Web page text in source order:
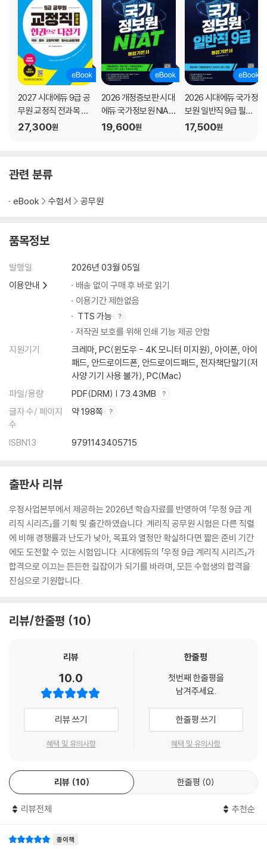
2027 시대에듀 9급 공
무원 교정직 전과목 한
권으로 다잡기
27,300원
2026 개정증보판 시대
에듀 국가정보원 NIAT
통합기본서
19,600원
2026 시대에듀 국가정
보원 일반직 9급 필기
시험 통합기본서
17,500원
관련 분류
eBook 수험서 공무원
품목정보
발행일
2026년 03월 05일
이용안내
배송 없이 구매 후 바로 읽기
이용기간 제한없음
TTS 가능
저작권 보호를 위해 인쇄 기능 제공 안함
지원기기
크레마, PC(윈도우 - 4K 모니터 미지원), 아이폰, 아이
패드, 안드로이드폰, 안드로이드패드, 전자책단말기(저
사양 기기 사용 불가), PC(Mac)
파일/용량
PDF(DRM) | 73.43MB
글자 수/ 페이지
수
약 198쪽
ISBN13 9791143405715
출판사 리뷰
우정사업본부에서 제공하는 2026년 학습자료를 반영하여 「우정 9급 계
리직 시리즈」를 기획 및 출간하였습니다. 계리직 공무원 시험은 다른 직렬
에 비해 경쟁률과 난도가 낮아, 목표와 열정만 확실하다면 짧은 준비 기간
에도 도전할 수 있는 시험입니다. 시대에듀의 「우정 9급 계리직 시리즈」가
합격으로 이끄는 든든한 길잡이가 되기를 바라며, 모든 수험생의 합격을
진심으로 기원합니다.
리뷰/한줄평 10
리뷰
10.0
리뷰 쓰기
혜택 및 유의사항
한줄평
첫번째 한줄평을
남겨주세요.
한줄평 쓰기
혜택 및 유의사항
리뷰 10 한줄평 0
리뷰전체 추천순
종이책